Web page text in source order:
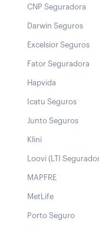
CNP Seguradora
Darwin Seguros
Excelsior Seguros
Fator Seguradora
Hapvida
Icatu Seguros
Junto Seguros
Klini
Loovi (LTI
MAPFRE
MetLife
Porto Seguro